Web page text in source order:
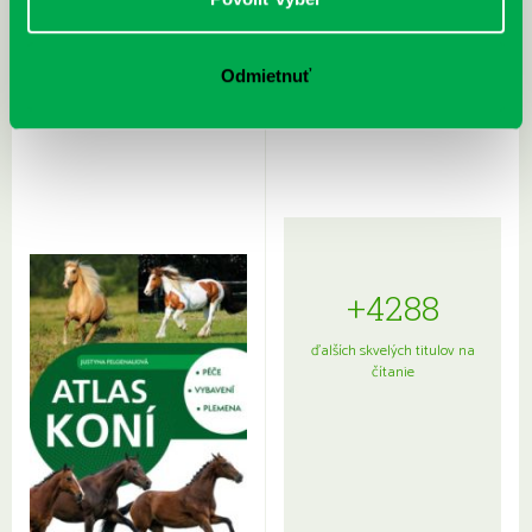
Odmietnuť
Rudź, Przemyslaw: Atlas hviezd:
Hardy, Paula: Japonsko na tanieri:
+4288
ďalších skvelých titulov na
čítanie